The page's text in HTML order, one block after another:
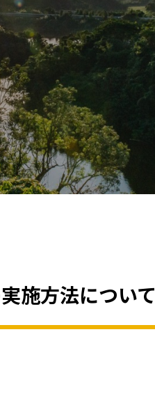
施方法について